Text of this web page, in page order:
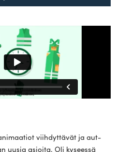
viih­dyt­tävät ja aut­
uusia asioita. Oli kyseessä